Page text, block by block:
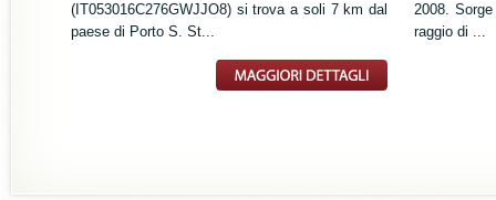
(IT053016C276GWJJO8) si trova a soli 7 km dal
paese di Porto S. St...
2008.
raggio di ...